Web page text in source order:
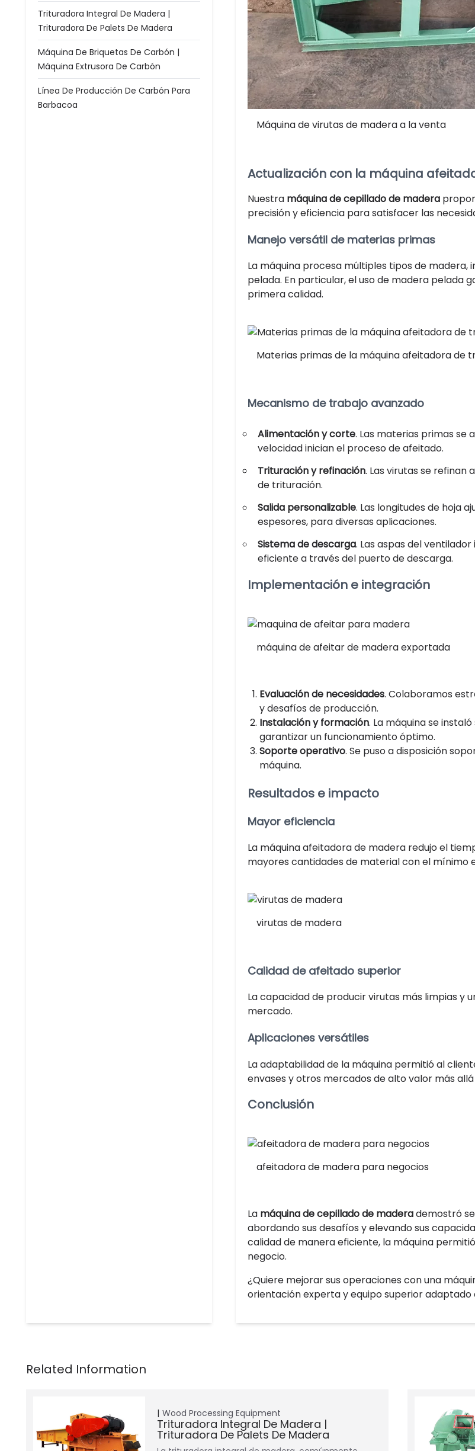
Trituradora Integral De Madera |
Trituradora De Palets De Madera
Máquina De Briquetas De Carbón |
Máquina Extrusora De Carbón
Línea De Producción De Carbón Para
Barbacoa
Máquina de virutas de madera a la venta
Actualización con la máquina
Nuestra máquina de cepillado de madera
precisión y eficiencia para satisfacer las
Manejo versátil de materias primas
La máquina procesa múltiples tipos de
pelada. En particular, el uso de madera pelada
primera calidad.
Materias primas de la máquina afeitadora de
Mecanismo de trabajo avanzado
Alimentación y corte. Las materias primas se
velocidad inician el proceso de afeitado.
Trituración y refinación. Las virutas se
de trituración.
Salida personalizable. Las longitudes de hoja
espesores, para diversas aplicaciones.
Sistema de descarga. Las aspas del
eficiente a través del puerto de descarga.
Implementación e integración
máquina de afeitar de madera exportada
Evaluación de necesidades. Colaboramos
y desafíos de producción.
Instalación y formación. La máquina se
garantizar un funcionamiento óptimo.
Soporte operativo. Se puso a disposición
máquina.
Resultados e impacto
Mayor eficiencia
La máquina afeitadora de madera redujo el
mayores cantidades de material con el mínimo
virutas de madera
Calidad de afeitado superior
La capacidad de producir virutas más limpias
mercado.
Aplicaciones versátiles
La adaptabilidad de la máquina permitió al
envases y otros mercados de alto valor más
Conclusión
afeitadora de madera para negocios
La máquina de cepillado de maderademostró
abordando sus desafíos y elevando sus
calidad de manera eficiente, la máquina
negocio.
¿Quiere mejorar sus operaciones con una
orientación experta y equipo superior adaptado
Wood Processing Equipment
Trituradora Integral De Madera |
Trituradora De Palets De Madera